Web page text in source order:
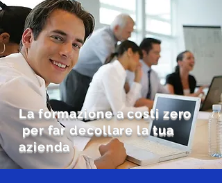
La formazione a costi zero
per far decollare la tua
azienda